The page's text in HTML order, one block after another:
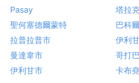
Pasay
塔拉
聖何塞德爾蒙特
巴科爾
拉普拉普市
伊利
曼達韋市
哥打
伊利甘市
卡布堯